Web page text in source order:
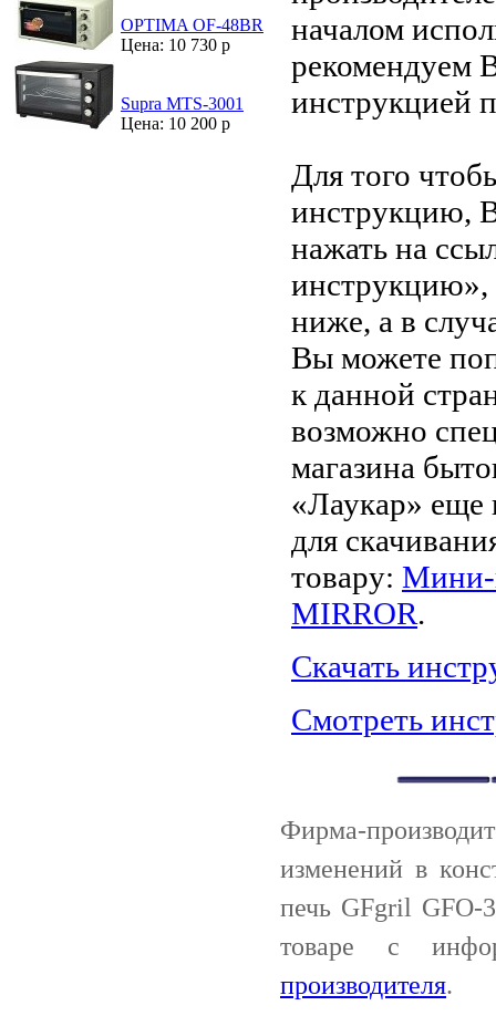
OPTIMA OF-48BR
Цена: 10 730 р
Supra MTS-3001
Цена: 10 200 р
началом
рекомендуем
инструкцией
Для того
инструкцию,
нажать на
ниже, а в
Вы можете
к данной
возможно
магазина
«Лаукар» еще
для
товару: Мини-
MIRROR.
Скачать
Смотреть
Фирма-
изменений в
печь GFgril GFO-
товаре с
производителя.